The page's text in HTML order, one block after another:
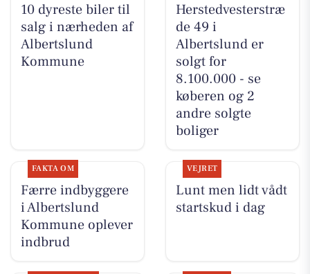
10 dyreste biler til
salg i nærheden af
Albertslund
Kommune
Herstedvesterstræ
de 49 i
Albertslund er
solgt for
8.100.000 - se
køberen og 2
andre solgte
boliger
FAKTA OM
Færre indbyggere
i Albertslund
Kommune oplever
indbrud
VEJRET
Lunt men lidt vådt
startskud i dag